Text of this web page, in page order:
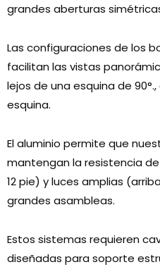
grandes aberturas
Las configuraciones de los
facilitan las vistas
lejos de una esquina de
esquina.
El aluminio permite que
mantengan la resistencia
12 pie) y luces amplias
grandes asambleas.
Estos sistemas requieren
diseñadas para soporte